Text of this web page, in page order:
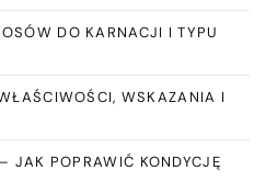
DO KARNACJI I TYPU
WSKAZANIA I
JAK POPRAWIĆ KONDYCJĘ